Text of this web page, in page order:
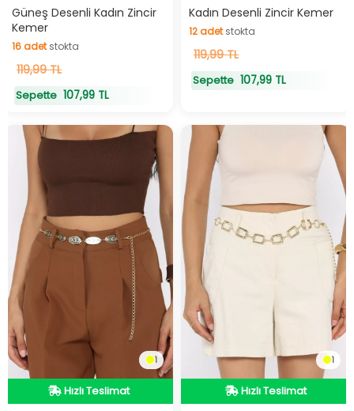
Hızlı Teslimat
Güneş Desenli Kadın Zincir
Kemer
16adetstokta
16adetstokta
119,99 TL
Sepette 107,99 TL
Hızlı Teslimat
Kadın Desenli Zincir Kemer
12adetstokta
12adetstokta
119,99 TL
Sepette 107,99 TL
1
Hızlı Teslimat
1
Hızlı Teslimat